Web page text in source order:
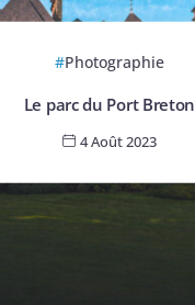
Photographie
Le parc du Port Breton
4 Août 2023